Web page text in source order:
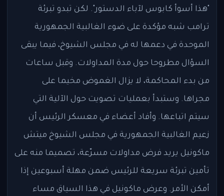
"هذا أسوأ كابوس لآباء الدستور". لكن تبدو تبرئة
ترامب شبه مؤكدة على ضوء الغالبية الجمهورية
الموحدة في دعمها له في مجلس الشيوخ، فيما يبقى
السؤال مطروحا حول مدة المداولات. وقبل ساعات
من بدء المحاكمة، لا يزال الغموض مخيما على
مجراها. وستبدأ بعمليات تصويت حول الآلية التي
سيتم اتباعها. وأفاد أعضاء في معسكر الرئيس أن
زعيم الغالبية الجمهورية في مجلس الشيوخ ميتش
ماكونيل يريد فرض مداولات مسرّعة، تصميما منه على
تأمين تبرئة سريعة للرئيس ضمن مهلة أسبوعين إذا
أمكن الأمر. وعرض ماكونيل في هذا السياق مساء